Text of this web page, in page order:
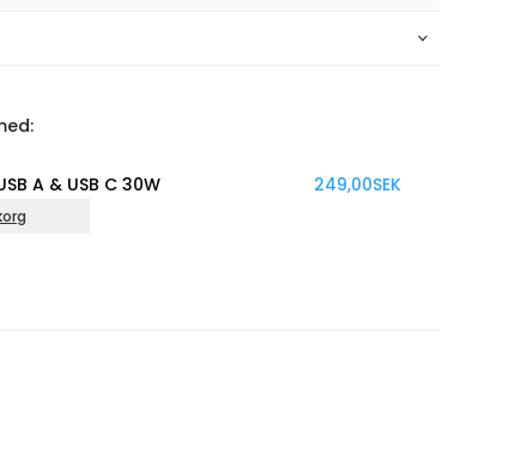
USB C 30W 249,00SEK